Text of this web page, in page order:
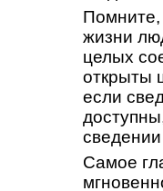
Помните,
жизни
целых
открыты
если
Самое